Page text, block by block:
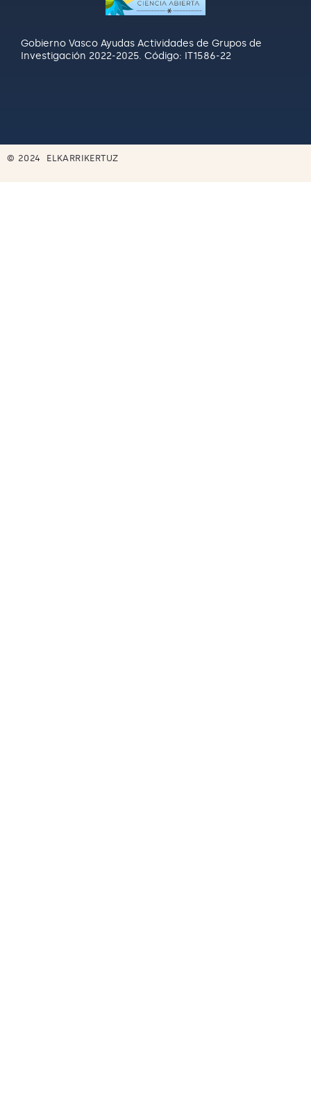
Gobierno Vasco Ayudas Actividades de Grupos de
Investigación 2022-2025. Código: IT1586-22
© 2024 ELKARRIKERTUZ